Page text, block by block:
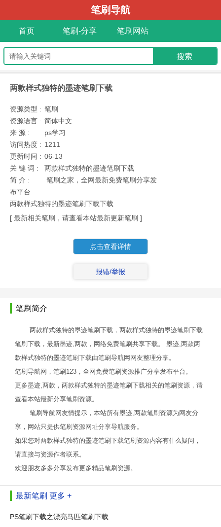
笔刷导航
首页 笔刷-分享 笔刷网站
两款样式独特的墨迹笔刷下载
资源类型 : 笔刷
资源语言 : 简体中文
来 源 :
ps学习
访问热度 : 1211
更新时间 : 06-13
关 键 词 :
两款样式独特的墨迹笔刷下载
简 介 :
笔刷之家，全网最新免费笔刷分享发
布平台
两款样式独特的墨迹笔刷下载下载
[ 最新相关笔刷，请查看本站最新更新笔刷 ]
点击查看详情
报错/举报
笔刷简介
两款样式独特的墨迹笔刷下载，两款样式独特的墨迹笔刷下载
笔刷下载，最新墨迹,两款，网络免费笔刷共享下载。 墨迹,两款两
款样式独特的墨迹笔刷下载由笔刷导航网网友整理分享。
笔刷导航网，笔刷123，全网免费笔刷资源推广分享发布平台。
更多墨迹,两款，两款样式独特的墨迹笔刷下载相关的笔刷资源，请
查看本站最新分享笔刷资源。
笔刷导航网友情提示，本站所有墨迹,两款笔刷资源为网友分
享，网站只提供笔刷资源网址分享导航服务。
如果您对两款样式独特的墨迹笔刷下载笔刷资源内容有什么疑问，
请直接与资源作者联系。
欢迎朋友多多分享发布更多精品笔刷资源。
最新笔刷 更多 +
PS笔刷下载之漂亮马匹笔刷下载